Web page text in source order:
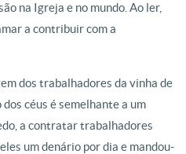
na Igreja e no mundo. Ao ler,
a contribuir com a
dos trabalhadores da vinha de
céus é semelhante a um
a contratar trabalhadores
um denário por dia e mandou-